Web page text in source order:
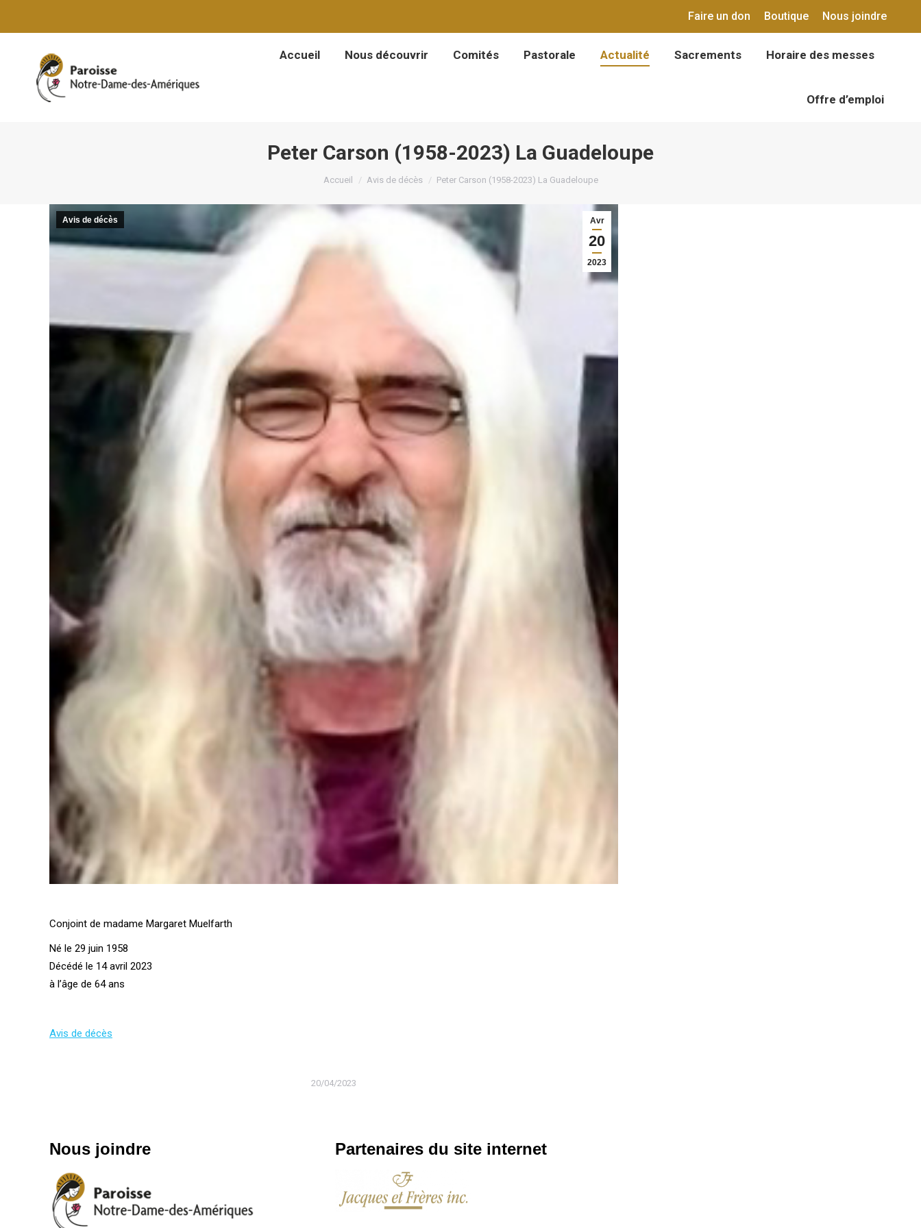
Faire un don Boutique Nous joindre
Accueil Nous découvrir Comités Pastorale Actualité Sacrements Horaire des messes
Offre d’emploi
Peter Carson (1958-2023) La Guadeloupe
Vous êtes ici :
Accueil Avis de décès Peter Carson (1958-2023) La Guadeloupe
Avr
20
2023
Avis de décès
Conjoint de madame Margaret Muelfarth
Né le 29 juin 1958
Décédé le 14 avril 2023
à l’âge de 64 ans
Avis de décès
20/04/2023
Nous joindre Partenaires du site internet
Sacrements Horaire des messes